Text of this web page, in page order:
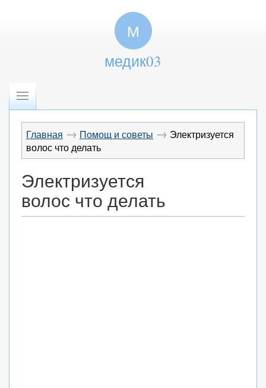
М
медик03
Главная → Помощ и советы → Электризуется
волос что делать
Электризуется
волос что делать